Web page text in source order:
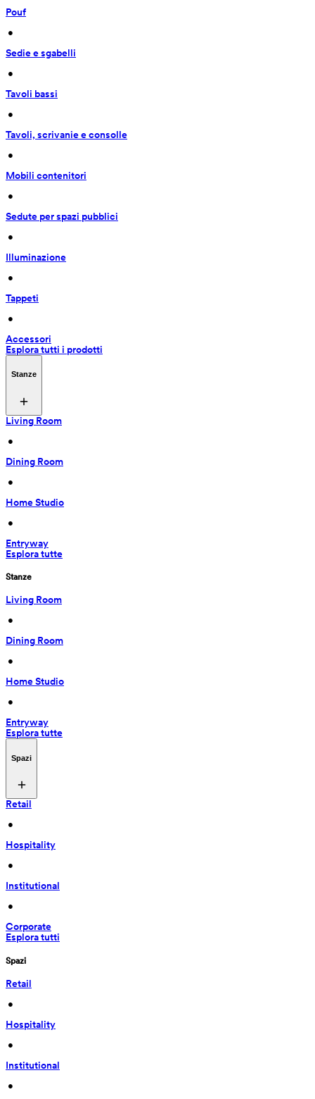
Pouf
•
Sedie e sgabelli
•
Tavoli bassi
•
Tavoli, scrivanie e consolle
•
Mobili contenitori
•
Sedute per spazi pubblici
•
Illuminazione
•
Tappeti
•
Accessori
Esplora tutti i prodotti
Stanze
Living Room
•
Dining Room
•
Home Studio
•
Entryway
Esplora tutte
Stanze
Living Room
•
Dining Room
•
Home Studio
•
Entryway
Esplora tutte
Spazi
Retail
•
Hospitality
•
Institutional
•
Corporate
Esplora tutti
Spazi
Retail
•
Hospitality
•
Institutional
•